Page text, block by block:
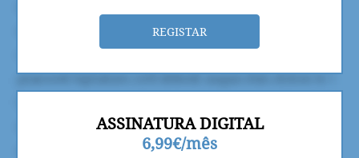
REGISTAR
ASSINATURA DIGITAL
6,99€/mês